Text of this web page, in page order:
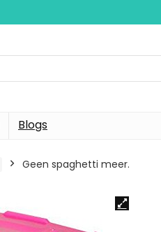
Blogs
Geen spaghetti meer.